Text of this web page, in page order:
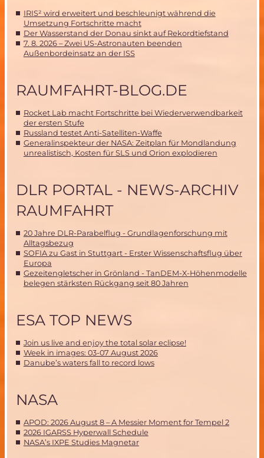
IRIS² wird erweitert und beschleunigt während die
Umsetzung Fortschritte macht
Der Wasserstand der Donau sinkt auf Rekordtiefstand
7. 8. 2026 – Zwei US-Astronauten beenden
Außenbordeinsatz an der ISS
RAUMFAHRT-BLOG.DE
Rocket Lab macht Fortschritte bei Wiederverwendbarkeit
der ersten Stufe
Russland testet Anti-Satelliten-Waffe
Generalinspekteur der NASA: Zeitplan für Mondlandung
unrealistisch, Kosten für SLS und Orion explodieren
DLR PORTAL - NEWS-ARCHIV
RAUMFAHRT
20 Jahre DLR-Parabelflug - Grundlagenforschung mit
Alltagsbezug
SOFIA zu Gast in Stuttgart - Erster Wissenschaftsflug über
Europa
Gezeitengletscher in Grönland - TanDEM-X-Höhenmodelle
belegen stärksten Rückgang seit 80 Jahren
ESA TOP NEWS
Join us live and enjoy the total solar eclipse!
Week in images: 03-07 August 2026
Danube’s waters fall to record lows
NASA
APOD: 2026 August 8 – A Messier Moment for Tempel 2
2026 IGARSS Hyperwall Schedule
NASA’s IXPE Studies Magnetar